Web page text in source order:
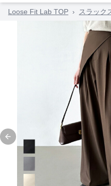
Loose Fit Lab TOP › スラック
Previous slide